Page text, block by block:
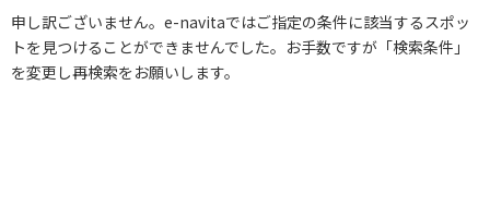
申し訳ございません。e-navitaではご指定の条件に該当するスポッ
トを見つけることができませんでした。お手数ですが「検索条件」
を変更し再検索をお願いします。